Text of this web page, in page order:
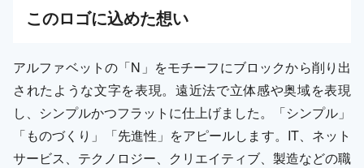
このロゴに込めた想い
アルファベットの「N」をモチーフにブロックから削り出
されたような文字を表現。遠近法で立体感や奥域を表現
し、シンプルかつフラットに仕上げました。「シンプル」
「ものづくり」「先進性」をアピールします。IT、ネット
サービス、テクノロジー、クリエイティブ、製造などの職